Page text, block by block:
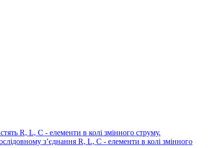
R, L, C - елементи в колі змінного струму.
з’єднання R, L, C - елементи в колі змінного